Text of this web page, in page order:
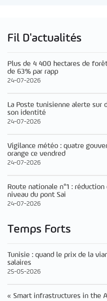
Fil D'actualités
Plus de 4 400 hectares de
de 63% par rapp
24-07-2026
La Poste tunisienne alerte sur
son identité
24-07-2026
Vigilance météo : quatre
orange ce vendred
24-07-2026
Route nationale n°1 :
niveau du pont Sai
24-07-2026
Temps Forts
Tunisie : quand le prix de la
salaires
25-05-2026
« Smart infrastructures in the